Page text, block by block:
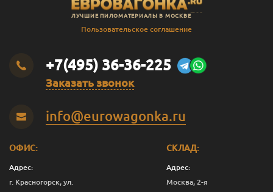
ЛУЧШИЕ ПИЛОМАТЕРИАЛЫ В МОСКВЕ
Пользовательское соглашение
+7(495) 36-36-225
Заказать звонок
info@eurowagonka.ru
ОФИС:
Адрес:
г. Красногорск, ул.
СКЛАД:
Адрес:
Москва, 2-я